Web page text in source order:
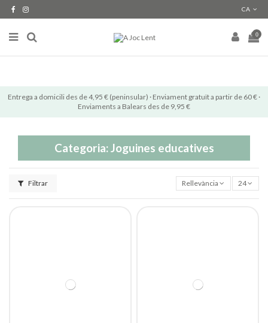
CA
0
Entrega a domicili des de 4,95 € (peninsular) · Enviament gratuït a partir de 60 € ·
Enviaments a Balears des de 9,95 €
Categoria: Joguines educatives
Filtrar Rellevància 24